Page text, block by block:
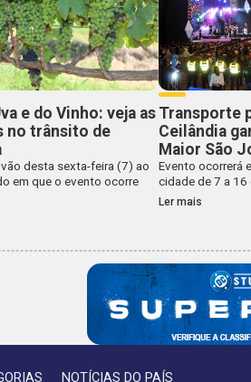
e do Vinho: veja as
no trânsito de
desta sexta-feira (7) ao
em que o evento ocorre
Transporte
Ceilândia
Maior São
Evento ocorrerá
cidade de 7 a
Ler mais
NOTÍCIAS DO PAÍS